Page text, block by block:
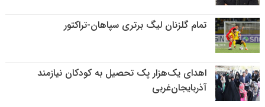
تمام گلزنان لیگ‌ برتری سپاهان-تراکتور
اهدای یک‌هزار پک تحصیل به کودکان نیازمند
آذربایجان‌غربی